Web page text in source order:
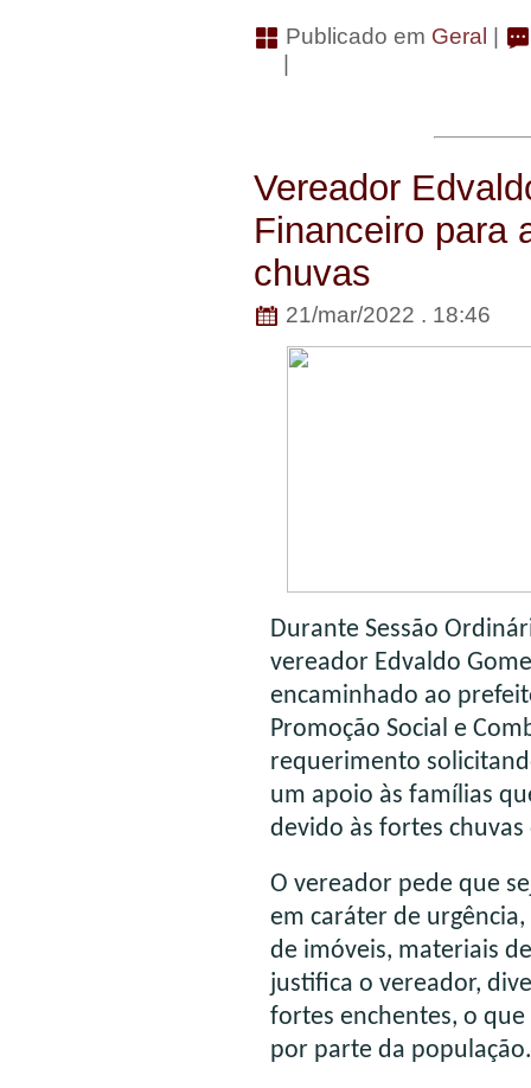
Publicado em Geral
Vereador
Financeiro para
chuvas
21/mar/2022 . 18:46
Durante Sessão
vereador Edvaldo
encaminhado ao
Promoção Social e
requerimento
um apoio às famílias
devido às fortes
O vereador pede que
em caráter de
de imóveis, materiais
justifica o vereador,
fortes enchentes, o
por parte da população.